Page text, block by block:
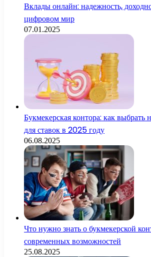
Вклады онлайн: надежность,
цифровом мир
07.01.2025
Букмекерская контора: как выбрать
для ставок в 2025 году
06.08.2025
Что нужно знать о букмекерской
современных возможностей
25.08.2025